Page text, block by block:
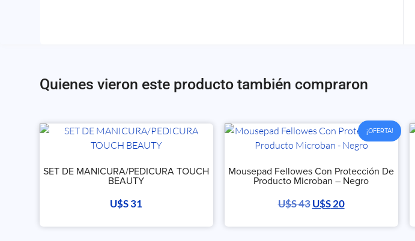
Quienes vieron este producto también compraron
SET DE MANICURA/PEDICURA TOUCH
BEAUTY
U$S31
¡OFERTA!
Mousepad Fellowes Con Protección De
Producto Microban – Negro
U$S43 U$S20